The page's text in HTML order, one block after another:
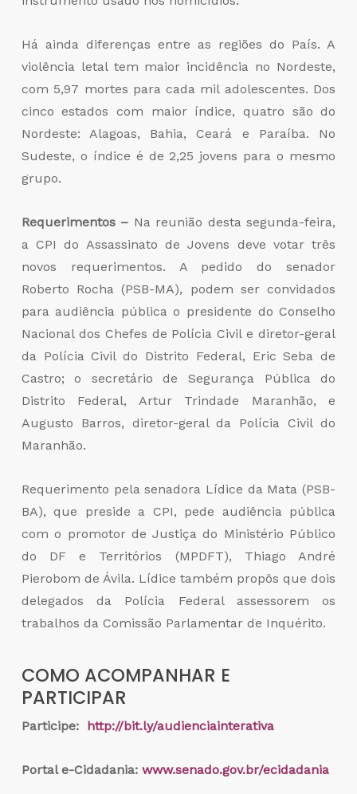
Há ainda diferenças entre as regiões do País. A
violência letal tem maior incidência no Nordeste,
com 5,97 mortes para cada mil adolescentes. Dos
cinco estados com maior índice, quatro são do
Nordeste: Alagoas, Bahia, Ceará e Paraíba. No
Sudeste, o índice é de 2,25 jovens para o mesmo
grupo.
Requerimentos – Na reunião desta segunda-feira,
a CPI do Assassinato de Jovens deve votar três
novos requerimentos. A pedido do senador
Roberto Rocha (PSB-MA), podem ser convidados
para audiência pública o presidente do Conselho
Nacional dos Chefes de Polícia Civil e diretor-geral
da Polícia Civil do Distrito Federal, Eric Seba de
Castro; o secretário de Segurança Pública do
Distrito Federal, Artur Trindade Maranhão, e
Augusto Barros, diretor-geral da Polícia Civil do
Maranhão.
Requerimento pela senadora Lídice da Mata (PSB-
BA), que preside a CPI, pede audiência pública
com o promotor de Justiça do Ministério Público
do DF e Territórios (MPDFT), Thiago André
Pierobom de Ávila. Lídice também propôs que dois
delegados da Polícia Federal assessorem os
trabalhos da Comissão Parlamentar de Inquérito.
COMO ACOMPANHAR E
PARTICIPAR
Participe: http://bit.ly/audienciainterativa
Portal e-Cidadania: www.senado.gov.br/ecidadania